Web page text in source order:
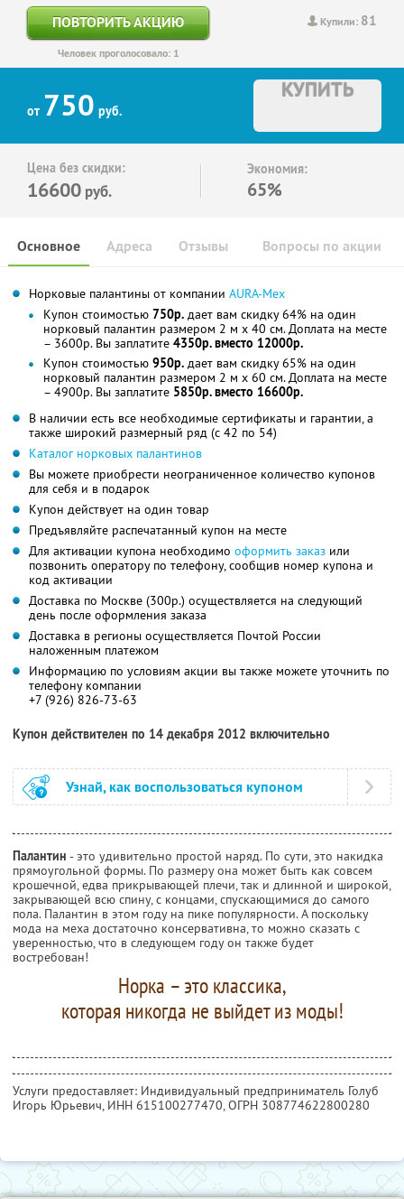
Купили: 81
ПОВТОРИТЬ АКЦИЮ
Человек проголосовало: 1
от 750 руб.
КУПИТЬ
Цена без скидки:
16600 руб.
Экономия:
65%
Основное Отзывы Вопросы по акции
Адреса
Норковые палантины от компании АURA-Мех
Купон стоимостью 750р. дает вам скидку 64% на один
норковый палантин размером 2 м х 40 см. Доплата на месте
– 3600р. Вы заплатите 4350р. вместо 12000р.
Купон стоимостью 950р. дает вам скидку 65% на один
норковый палантин размером 2 м х 60 см. Доплата на месте
– 4900р. Вы заплатите 5850р. вместо 16600р.
В наличии есть все необходимые сертификаты и гарантии, а
также широкий размерный ряд (с 42 по 54)
Каталог норковых палантинов
Вы можете приобрести неограниченное количество купонов
для себя и в подарок
Купон действует на один товар
Предъявляйте распечатанный купон на месте
Для активации купона необходимо оформить заказ или
позвонить оператору по телефону, сообщив номер купона и
код активации
Доставка по Москве (300р.) осуществляется на следующий
день после оформления заказа
Доставка в регионы осуществляется Почтой России
наложенным платежом
Информацию по условиям акции вы также можете уточнить по
телефону компании
+7 (926) 826-73-63
Купон действителен по 14 декабря 2012 включительно
Узнай, как воспользоваться купоном
Палантин - это удивительно простой наряд. По сути, это накидка
прямоугольной формы. По размеру она может быть как совсем
крошечной, едва прикрывающей плечи, так и длинной и широкой,
закрывающей всю спину, с концами, спускающимися до самого
пола. Палантин в этом году на пике популярности. А поскольку
мода на меха достаточно консервативна, то можно сказать с
уверенностью, что в следующем году он также будет
востребован!
Норка – это классика,
которая никогда не выйдет из моды!
Услуги предоставляет: Индивидуальный предприниматель Голуб
Игорь Юрьевич, ИНН 615100277470, ОГРН 308774622800280